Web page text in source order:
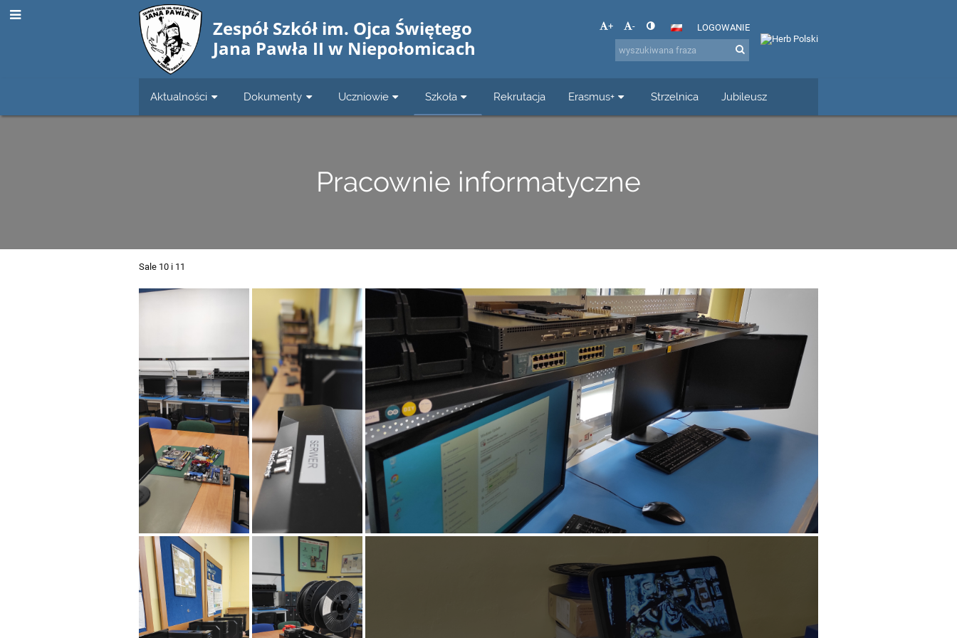
Zespół Szkół im. Ojca Świętego
Jana Pawła II w Niepołomicach
+ - LOGOWANIE
Aktualności Dokumenty Uczniowie Szkoła Rekrutacja Erasmus+ Strzelnica Jubileusz
Pracownie informatyczne
Sale 10 i 11